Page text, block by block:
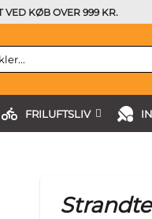
VED KØB OVER 999 KR.
FRILUFTSLIV